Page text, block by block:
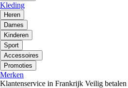
Kleding
Heren
Dames
Kinderen
Sport
Accessoires
Promoties
Merken
Klantenservice in Frankrijk Veilig betalen